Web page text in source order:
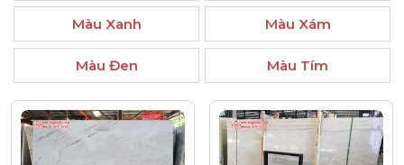
Màu Xanh Màu Xám
Màu Đen Màu Tím